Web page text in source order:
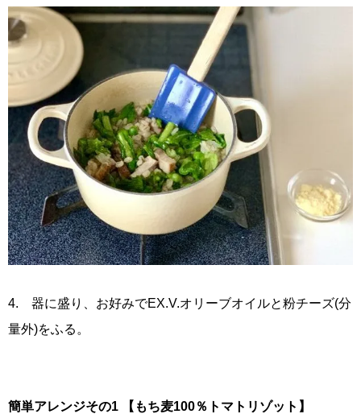
4. 器に盛り、お好みでEX.V.オリーブオイルと粉チーズ(分
量外)をふる。
簡単アレンジその1 【もち麦100％トマトリゾット】